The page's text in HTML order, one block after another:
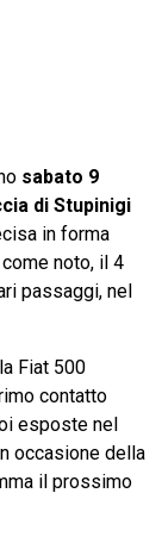
sabato 9
di Stupinigi
in forma
noto, il 4
passaggi, nel
Fiat 500
contatto
esposte nel
occasione della
il prossimo